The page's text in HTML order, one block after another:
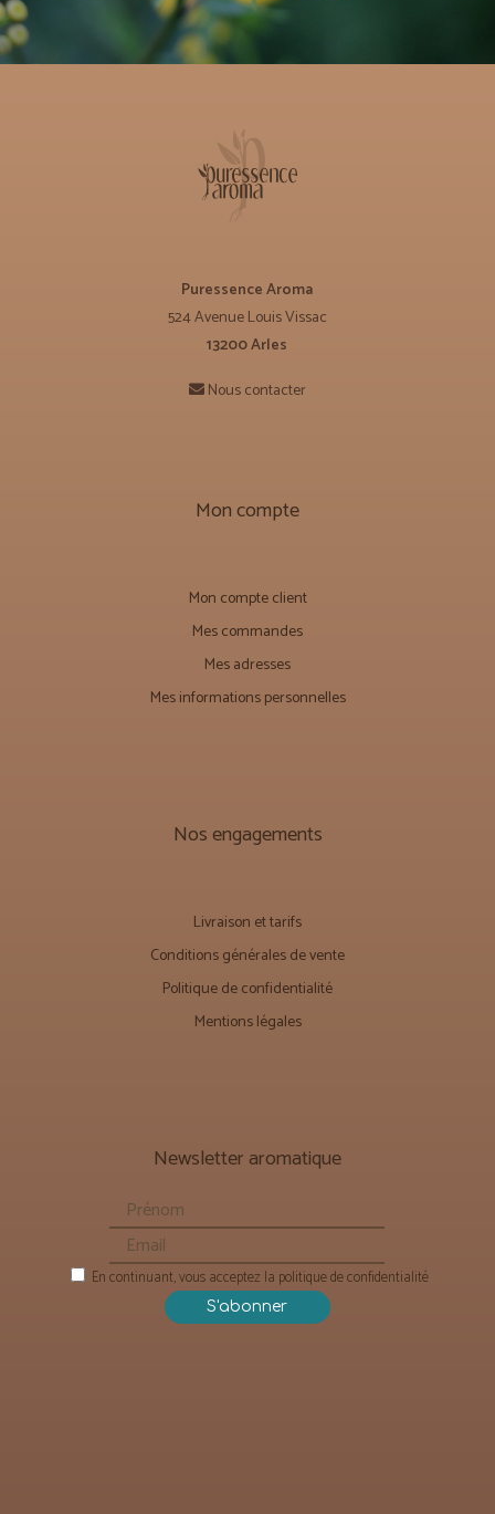
Puressence Aroma
524 Avenue Louis Vissac
13200 Arles
Nous contacter
Mon compte
Mon compte client
Mes commandes
Mes adresses
Mes informations personnelles
Nos engagements
Livraison et tarifs
Conditions générales de vente
Politique de confidentialité
Mentions légales
Newsletter aromatique
En continuant, vous acceptez la politique de confidentialité